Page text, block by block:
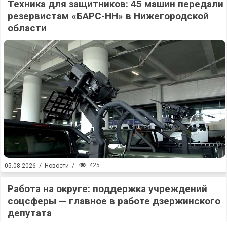
Техника для защитников: 45 машин передали
резервистам «БАРС-НН» в Нижегородской
области
05.08.2026 / Новости / 425
Работа на округе: поддержка учреждений
соцсферы — главное в работе дзержинского
депутата